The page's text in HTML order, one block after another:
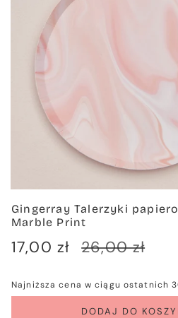
Gingerray Talerzyki
Marble Print
Cena
17,00 zł
Cena
26,00 zł
Najniższa cena w ciągu ostatnich
DODAJ DO